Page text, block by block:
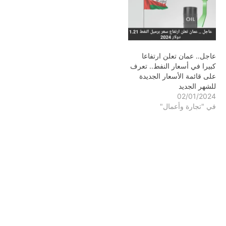
عاجل.. عمان تعلن ارتفاعا
كبيرا في أسعار النفط.. تعرف
على قائمة الأسعار الجديدة
للشهر الجديد
02/01/2024
في "تجارة وأعمال"